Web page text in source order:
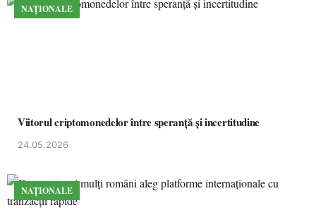
NAȚIONALE
Viitorul criptomonedelor între speranță și incertitudine
24.05.2026
NAȚIONALE